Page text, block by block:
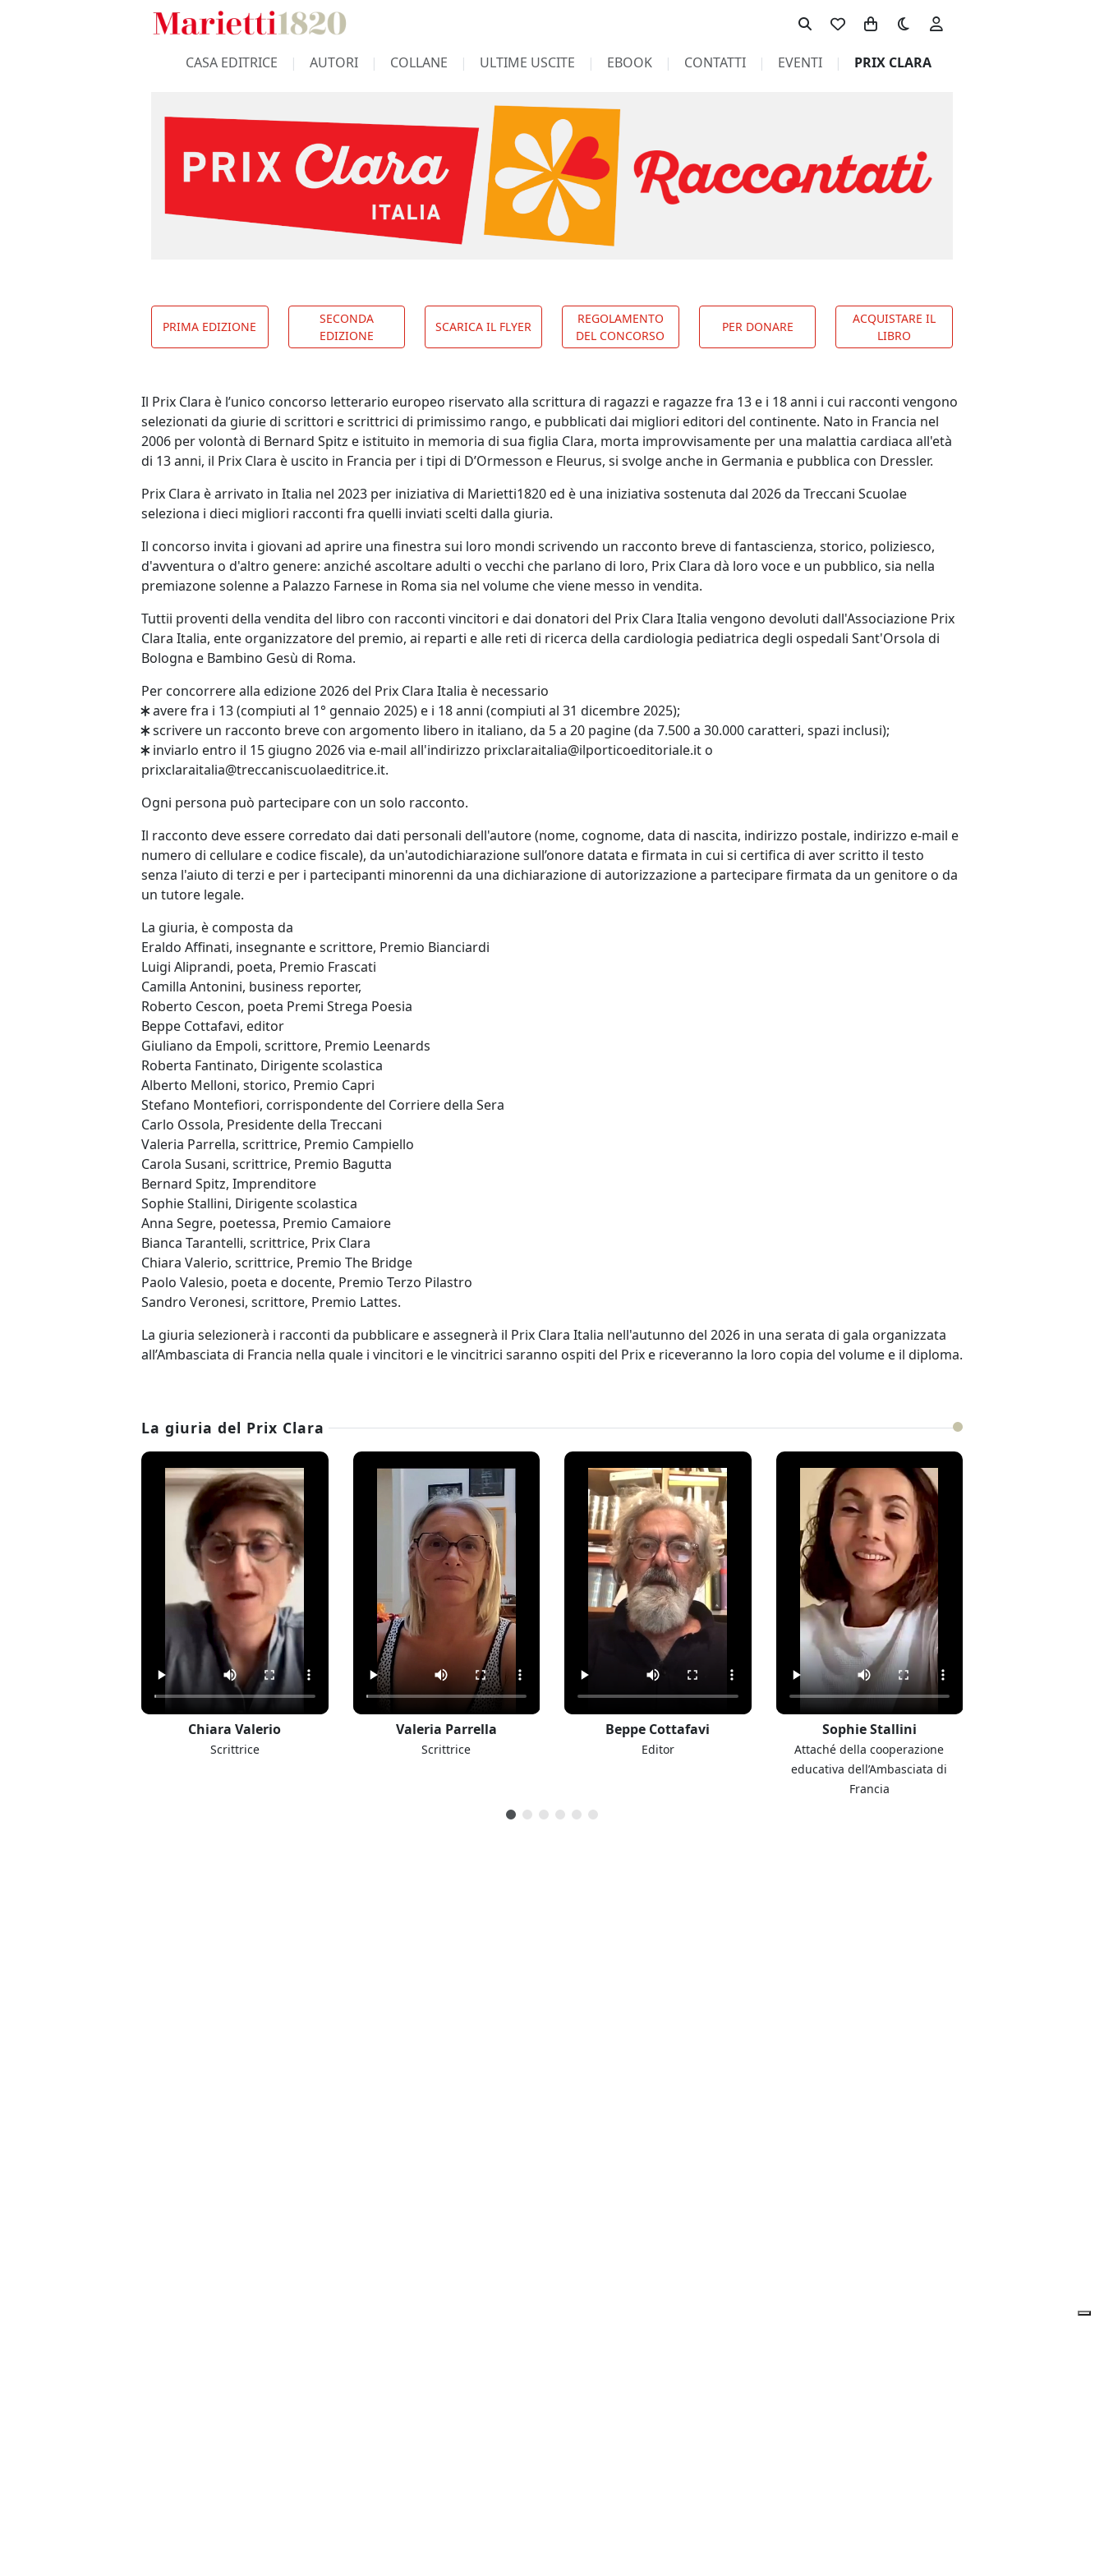
Toggle theme
CASA EDITRICE AUTORI COLLANE ULTIME USCITE EBOOK CONTATTI EVENTI PRIX CLARA
PRIMA EDIZIONE
SECONDA
EDIZIONE
SCARICA IL FLYER
REGOLAMENTO
DEL CONCORSO
PER DONARE
ACQUISTARE IL
LIBRO
Il Prix Clara è l’unico concorso letterario europeo riservato alla scrittura di ragazzi e ragazze fra 13 e i 18 anni i cui racconti vengono
selezionati da giurie di scrittori e scrittrici di primissimo rango, e pubblicati dai migliori editori del continente. Nato in Francia nel
2006 per volontà di Bernard Spitz e istituito in memoria di sua figlia Clara, morta improvvisamente per una malattia cardiaca all'età
di 13 anni, il Prix Clara è uscito in Francia per i tipi di D’Ormesson e Fleurus, si svolge anche in Germania e pubblica con Dressler.
Prix Clara è arrivato in Italia nel 2023 per iniziativa di Marietti1820 ed è una iniziativa sostenuta dal 2026 da Treccani Scuolae
seleziona i dieci migliori racconti fra quelli inviati scelti dalla giuria.
Il concorso invita i giovani ad aprire una finestra sui loro mondi scrivendo un racconto breve di fantascienza, storico, poliziesco,
d'avventura o d'altro genere: anziché ascoltare adulti o vecchi che parlano di loro, Prix Clara dà loro voce e un pubblico, sia nella
premiazone solenne a Palazzo Farnese in Roma sia nel volume che viene messo in vendita.
Tuttii proventi della vendita del libro con racconti vincitori e dai donatori del Prix Clara Italia vengono devoluti dall'Associazione Prix
Clara Italia, ente organizzatore del premio, ai reparti e alle reti di ricerca della cardiologia pediatrica degli ospedali Sant'Orsola di
Bologna e Bambino Gesù di Roma.
Per concorrere alla edizione 2026 del Prix Clara Italia è necessario
avere fra i 13 (compiuti al 1° gennaio 2025) e i 18 anni (compiuti al 31 dicembre 2025);
scrivere un racconto breve con argomento libero in italiano, da 5 a 20 pagine (da 7.500 a 30.000 caratteri, spazi inclusi);
inviarlo entro il 15 giugno 2026 via e-mail all'indirizzo prixclaraitalia@ilporticoeditoriale.it o
prixclaraitalia@treccaniscuolaeditrice.it.
Ogni persona può partecipare con un solo racconto.
Il racconto deve essere corredato dai dati personali dell'autore (nome, cognome, data di nascita, indirizzo postale, indirizzo e-mail e
numero di cellulare e codice fiscale), da un'autodichiarazione sull’onore datata e firmata in cui si certifica di aver scritto il testo
senza l'aiuto di terzi e per i partecipanti minorenni da una dichiarazione di autorizzazione a partecipare firmata da un genitore o da
un tutore legale.
La giuria, è composta da
Eraldo Affinati, insegnante e scrittore, Premio Bianciardi
Luigi Aliprandi, poeta, Premio Frascati
Camilla Antonini, business reporter,
Roberto Cescon, poeta Premi Strega Poesia
Beppe Cottafavi, editor
Giuliano da Empoli, scrittore, Premio Leenards
Roberta Fantinato, Dirigente scolastica
Alberto Melloni, storico, Premio Capri
Stefano Montefiori, corrispondente del Corriere della Sera
Carlo Ossola, Presidente della Treccani
Valeria Parrella, scrittrice, Premio Campiello
Carola Susani, scrittrice, Premio Bagutta
Bernard Spitz, Imprenditore
Sophie Stallini, Dirigente scolastica
Anna Segre, poetessa, Premio Camaiore
Bianca Tarantelli, scrittrice, Prix Clara
Chiara Valerio, scrittrice, Premio The Bridge
Paolo Valesio, poeta e docente, Premio Terzo Pilastro
Sandro Veronesi, scrittore, Premio Lattes.
La giuria selezionerà i racconti da pubblicare e assegnerà il Prix Clara Italia nell'autunno del 2026 in una serata di gala organizzata
all’Ambasciata di Francia nella quale i vincitori e le vincitrici saranno ospiti del Prix e riceveranno la loro copia del volume e il diploma.
La giuria del Prix Clara
Chiara Valerio
Scrittrice
Valeria Parrella
Scrittrice
Beppe Cottafavi
Editor
Sophie Stallini
Attaché della cooperazione
educativa dell’Ambasciata di
Francia